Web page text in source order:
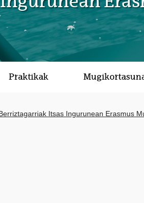
Praktikak
Itsas Ingurunean Erasmus